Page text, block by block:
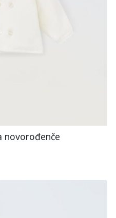
novorođenče